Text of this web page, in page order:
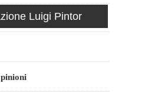
Luigi Pintor